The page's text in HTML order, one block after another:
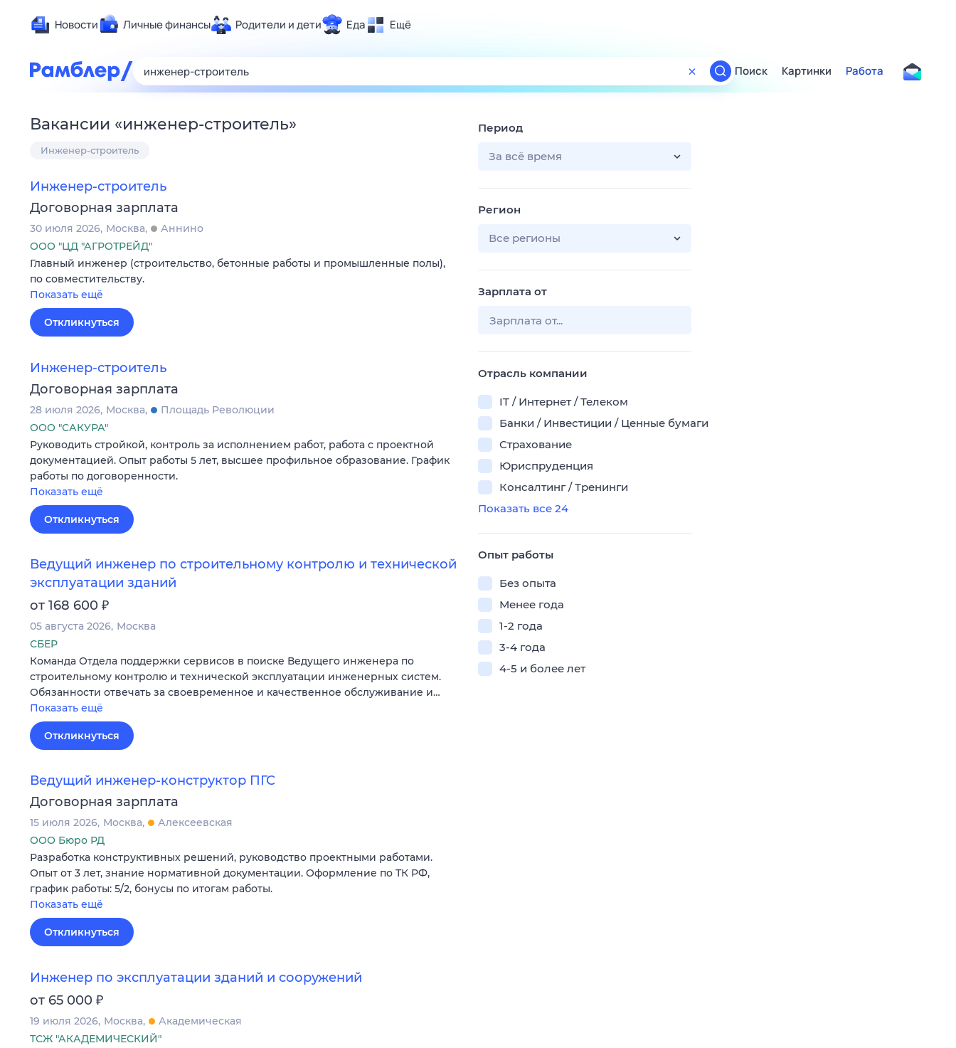
Новости Личные финансы Родители и дети Еда Ещё
Развлечения и отдых
Спорт
Гороскопы
Поиск
ТВ-программа
Поиск Картинки Работа
Вакансии «инженер-строитель»
Инженер-строитель
Инженер-строитель
Договорная зарплата
30 июля 2026 Москва
Аннино
ООО "ЦД "АГРОТРЕЙД"
Главный инженер (строительство, бетонные работы и промышленные полы),
по совместительству.
Показать ещё
Откликнуться
Инженер-строитель
Договорная зарплата
28 июля 2026 Москва
Площадь Революции
ООО "САКУРА"
Руководить стройкой, контроль за исполнением работ, работа с проектной
документацией. Опыт работы 5 лет, высшее профильное образование. График
работы по договоренности.
Показать ещё
Откликнуться
Ведущий инженер по строительному контролю и технической
эксплуатации зданий
от 168 600 ₽
05 августа 2026 Москва
СБЕР
Команда Отдела поддержки сервисов в поиске Ведущего инженера по
строительному контролю и технической эксплуатации инженерных систем.
Обязанности отвечать за своевременное и качественное обслуживание и…
Показать ещё
Откликнуться
Ведущий инженер-конструктор ПГС
Договорная зарплата
15 июля 2026 Москва
Алексеевская
ООО Бюро РД
Разработка конструктивных решений, руководство проектными работами.
Опыт от 3 лет, знание нормативной документации. Оформление по ТК РФ,
график работы: 5/2, бонусы по итогам работы.
Показать ещё
Откликнуться
Инженер по эксплуатации зданий и сооружений
от 65 000 ₽
19 июля 2026 Москва
Академическая
ТСЖ "АКАДЕМИЧЕСКИЙ"
Период
За всё время
Регион
Все регионы
Зарплата от
Отрасль компании
IT / Интернет / Телеком
Банки / Инвестиции / Ценные бумаги
Страхование
Юриспруденция
Консалтинг / Тренинги
Показать все 24
Опыт работы
Без опыта
Менее года
1-2 года
3-4 года
4-5 и более лет